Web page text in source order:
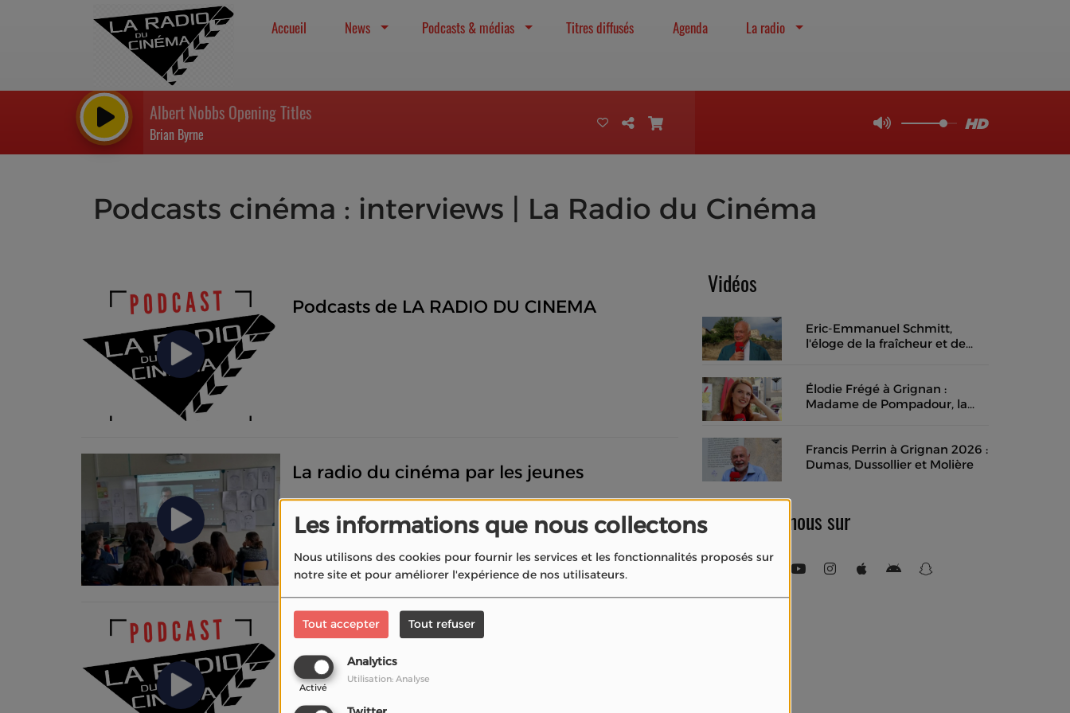
Les informations que nous collectons
Nous utilisons des cookies pour fournir les services et les fonctionnalités proposés sur
notre site et pour améliorer l'expérience de nos utilisateurs.
Tout accepter Tout refuser
Analytics
Activé
Utilisation: Analyse
Accueil News Podcasts & médias Titres diffusés Agenda La radio
Albert Nobbs Opening Titles
Brian Byrne
Podcasts cinéma : interviews | La Radio du Cinéma
Podcasts de LA RADIO DU CINEMA
La radio du cinéma par les jeunes
Original Version Podcasts
Vidéos
Eric-Emmanuel Schmitt,
l'éloge de la fraîcheur et de
Élodie Frégé à Grignan :
Madame de Pompadour, la
Francis Perrin à Grignan 2026 :
Dumas, Dussollier et Molière
Retrouvez-nous sur